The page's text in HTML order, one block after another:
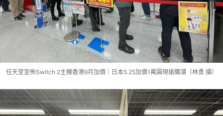
任天堂宣佈Switch 2主機香港9月加價｜日本5.25加價1萬圓現搶購潮（林勇 攝）